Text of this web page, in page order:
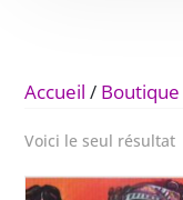
Accueil / Boutique
Voici le seul résultat